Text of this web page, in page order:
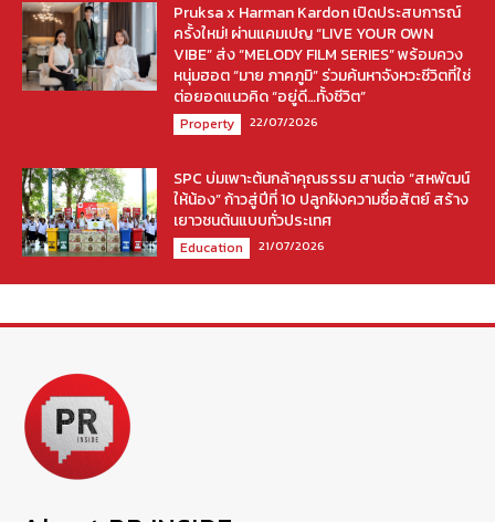
Pruksa x Harman Kardon เปิดประสบการณ์
ครั้งใหม่! ผ่านแคมเปญ “LIVE YOUR OWN
VIBE” ส่ง “MELODY FILM SERIES” พร้อมควง
หนุ่มฮอต “มาย ภาคภูมิ” ร่วมค้นหาจังหวะชีวิตที่ใช่
ต่อยอดแนวคิด “อยู่ดี…ทั้งชีวิต”
Property 22/07/2026
SPC บ่มเพาะต้นกล้าคุณธรรม สานต่อ “สหพัฒน์
ให้น้อง” ก้าวสู่ปีที่ 10 ปลูกฝังความซื่อสัตย์ สร้าง
เยาวชนต้นแบบทั่วประเทศ
Education 21/07/2026